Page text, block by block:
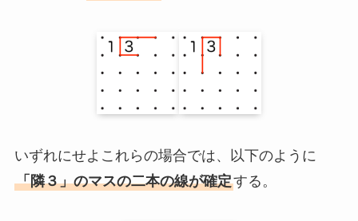
いずれにせよこれらの場合では、以下のように
「隣３」のマスの二本の線が確定する。